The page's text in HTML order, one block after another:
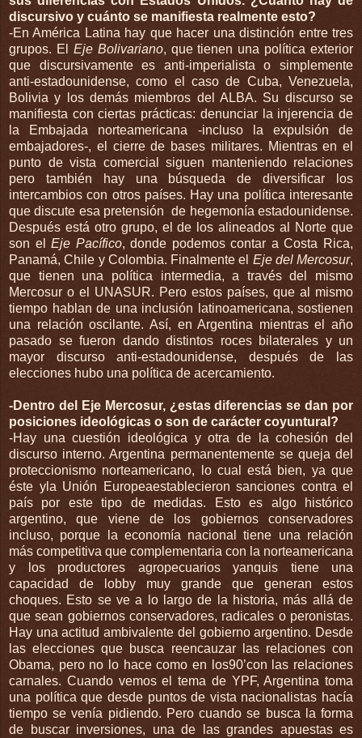
discursivo y cuánto se manifiesta realmente esto?
-En América Latina hay que hacer una distinción entre tres
grupos. El Eje Bolivariano, que tienen una política exterior
que discursivamente es anti-imperialista o simplemente
anti-estadounidense, como el caso de Cuba, Venezuela,
Bolivia y los demás miembros del ALBA. Su discurso se
manifiesta con ciertas prácticas: denunciar la injerencia de
la Embajada norteamericana -incluso la expulsión de
embajadores-, el cierre de bases militares. Mientras en el
punto de vista comercial siguen manteniendo relaciones
pero también hay una búsqueda de diversificar los
intercambios con otros países. Hay una política interesante
que discute esa pretensión de hegemonía estadounidense.
Después está otro grupo, el de los alineados al Norte que
son elEje Pacífico, donde podemos contar a Costa Rica,
Panamá, Chile y Colombia. Finalmente el Eje del Mercosur,
que tienen una política intermedia, a través del mismo
Mercosur o el UNASUR. Pero estos países, que al mismo
tiempo hablan de una inclusión latinoamericana, sostienen
una relación oscilante. Así, en Argentina mientras el año
pasado se fueron dando distintos roces bilaterales y un
mayor discurso anti-estadounidense, después de las
elecciones hubo una política de acercamiento.
-Dentro del
Eje Mercosur, ¿estas diferencias se dan por
posiciones ideológicas o son de carácter coyuntural?
-Hay una cuestión ideológica y otra de la cohesión del
discurso interno. Argentina permanentemente se queja del
proteccionismo norteamericano, lo cual está bien, ya que
éste yla Unión Europeaestablecieron sanciones contra el
país por este tipo de medidas. Esto es algo histórico
argentino, que viene de los gobiernos conservadores
incluso, porque la economía nacional tiene una relación
más competitiva que complementaria con la norteamericana
y los productores agropecuarios yanquis tiene una
capacidad de lobby muy grande que generan estos
choques. Esto se ve a lo largo de la historia, más allá de
que sean gobiernos conservadores, radicales o peronistas.
Hay una actitud ambivalente del gobierno argentino. Desde
las elecciones que busca reencauzar las relaciones con
Obama, pero no lo hace como en los90’con las relaciones
carnales. Cuando vemos el tema de YPF, Argentina toma
una política que desde puntos de vista nacionalistas hacía
tiempo se venía pidiendo. Pero cuando se busca la forma
de buscar inversiones, una de las grandes apuestas es